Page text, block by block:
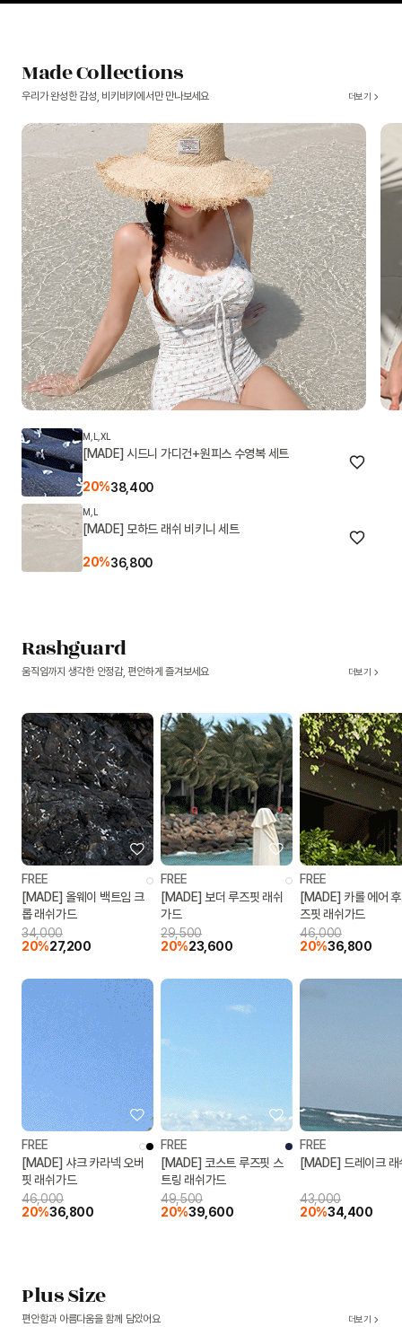
Made Collections
우리가 완성한 감성, 비키비키에서만 만나보세요 더보기
M,L,XL
[MADE] 시드니 가디건+원피스 수영복 세트
20%38,400
M,L
[MADE] 모하드 래쉬 비키니 세트
20%36,800
Rashguard
움직임까지 생각한 안정감, 편안하게 즐겨보세요 더보기
FREE
[MADE] 올웨이 백트임 크
롭 래쉬가드
34,000
20%27,200
FREE
[MADE] 샤크 카라넥 오버
핏 래쉬가드
46,000
20%36,800
FREE
[MADE] 보더 루즈핏 래쉬
가드
29,500
20%23,600
FREE
[MADE] 코스트 루즈핏 스
트링 래쉬가드
49,500
20%39,600
FREE
[MADE] 카롤 에어
즈핏 래쉬가드
46,000
20%36,800
FREE
[MADE] 드레이크 래
43,000
20%34,400
Plus Size
편안함과 아름다움을 함께 담았어요 더보기